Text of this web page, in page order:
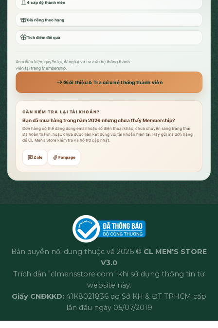
4 cấp độ thành viên
Giá riêng theo hạng
Tích điểm đổi quà
Xem điều kiện, quyền lợi, đăng ký và tra cứu hệ thống thành
viên tại trang Membership.
Giới thiệu & Tra cứu hệ thống thành viên
CẦN KIỂM TRA LẠI TÀI KHOẢN?
Bạn đã mua hàng trong năm 2026 nhưng chưa thấy Membership?
Đơn hàng có thể đang dùng email hoặc số điện thoại khác, chưa chuyển sang trạng thái
Đã hoàn thành, hoặc chưa được liên kết đúng với tài khoản hiện tại. Hãy gửi mã đơn hàng
để CL Men’s Store kiểm tra và hỗ trợ cập nhật.
Zalo Fanpage
Bản quyền nội dung thuộc về 2026 © CL MEN'S STORE
V3.0
Trích dẫn "clmensstore.com" khi sử dụng thông tin từ
website này.
Giấy CNĐKKD: 41K8021836 do Sở KH & ĐT TPHCM cấp
lần đầu ngày 05/07/2019